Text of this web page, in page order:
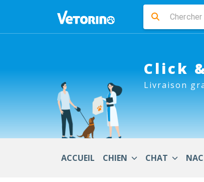
Click
Livraison
ACCUEIL CHIEN CHAT NAC